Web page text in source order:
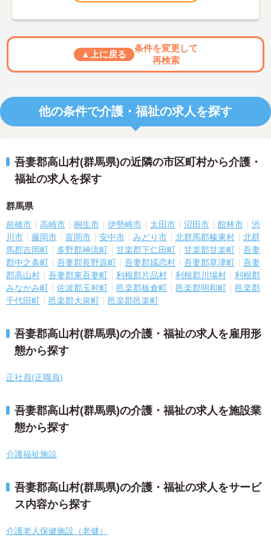
▲上に戻る
条件を変更して
再検索
他の条件で介護・福祉の求人を探す
吾妻郡高山村(群馬県)の近隣の市区町村から介護・
福祉の求人を探す
群馬県
前橋市 高崎市 桐生市 伊勢崎市 太田市 沼田市 館林市
渋
川市
藤岡市 富岡市 安中市 みどり市 北群馬郡榛東村
北群
馬郡吉岡町
多野郡神流町 甘楽郡下仁田町 甘楽郡甘楽町
吾妻
郡中之条町
吾妻郡長野原町 吾妻郡嬬恋村 吾妻郡草津町
吾妻
郡高山村
吾妻郡東吾妻町 利根郡片品村 利根郡川場村
利根郡
みなかみ町
佐波郡玉村町 邑楽郡板倉町 邑楽郡明和町
邑楽郡
千代田町
邑楽郡大泉町 邑楽郡邑楽町
吾妻郡高山村(群馬県)の介護・福祉の求人を雇用形
態から探す
正社員(正職員)
吾妻郡高山村(群馬県)の介護・福祉の求人を施設業
態から探す
介護福祉施設
吾妻郡高山村(群馬県)の介護・福祉の求人をサービ
ス内容から探す
介護老人保健施設（老健）